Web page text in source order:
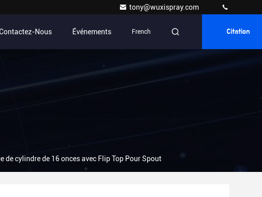
tony@wuxispray.com
Nous Événements French Citation
cylindre de 16 onces avec Flip Top Pour Spout